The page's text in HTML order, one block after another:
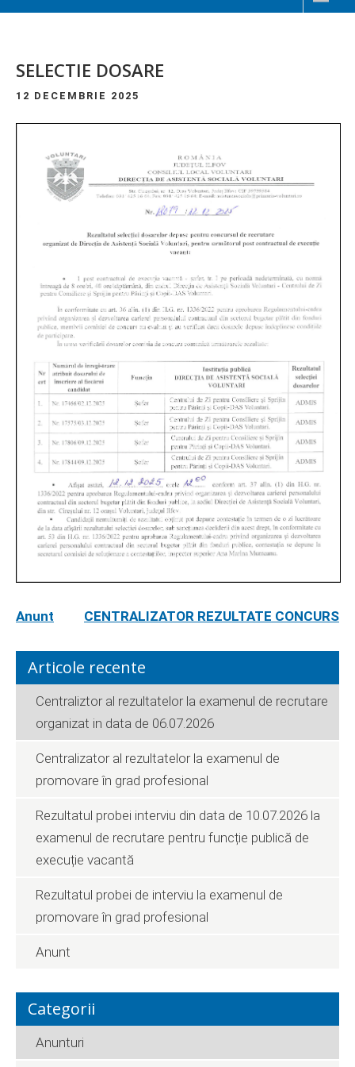
SELECTIE DOSARE
12 DECEMBRIE 2025
Anunt CENTRALIZATOR REZULTATE CONCURS
Articole recente
Centraliztor al rezultatelor la examenul de recrutare
organizat in data de 06.07.2026
Centralizator al rezultatelor la examenul de
promovare în grad profesional
Rezultatul probei interviu din data de 10.07.2026 la
examenul de recrutare pentru funcție publică de
execuție vacantă
Rezultatul probei de interviu la examenul de
promovare în grad profesional
Anunt
Categorii
Anunturi